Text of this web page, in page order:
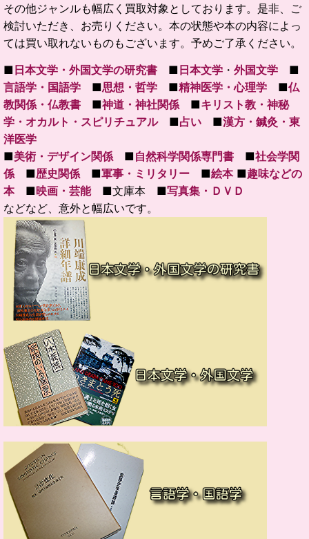
その他ジャンルも幅広く買取対象としております。是非、ご
検討いただき、お売りください。本の状態や本の内容によっ
ては買い取れないものもございます。予めご了承ください。
■日本文学・外国文学の研究書 ■日本文学 ・ 外国文学 ■
言語学・国語学 ■思想・哲学 ■精神医学・心理学 ■仏
教関係・仏教書 ■神道・神社関係 ■キリスト教・神秘
学・オカルト・スピリチュアル■占い ■漢方・鍼灸・東
洋医学
■美術・デザイン関係 ■自然科学関係専門書 ■社会学関
係 ■歴史関係 ■軍事・ミリタリー ■絵本■趣味などの
本■映画・芸能■文庫本 ■写真集・ＤＶＤ
などなど、意外と幅広いです。